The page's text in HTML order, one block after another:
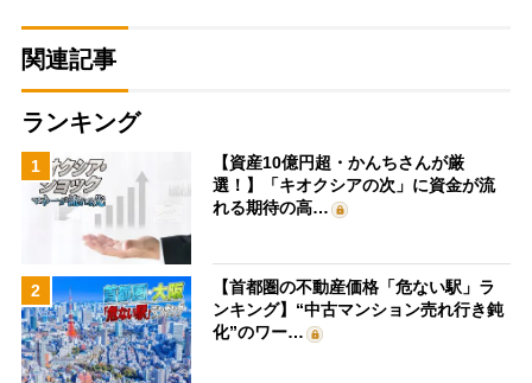
関連記事
ランキング
1
【資産10億円超・かんちさんが厳
選！】「キオクシアの次」に資金が流
れる期待の高…
2
【首都圏の不動産価格「危ない駅」ラ
ンキング】“中古マンション売れ行き鈍
化”のワー…